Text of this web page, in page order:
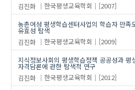
김진화
한국평생교육학회
[2007]
농촌여성 평생학습센터사업의 학습자 만족
유효성 탐색
김진화
한국평생교육학회
[2009]
지식정보사회의 평생학습정책 공공성과 평
자격담론에 관한 탐색적 연구
김진화
한국평생교육학회
[2012]